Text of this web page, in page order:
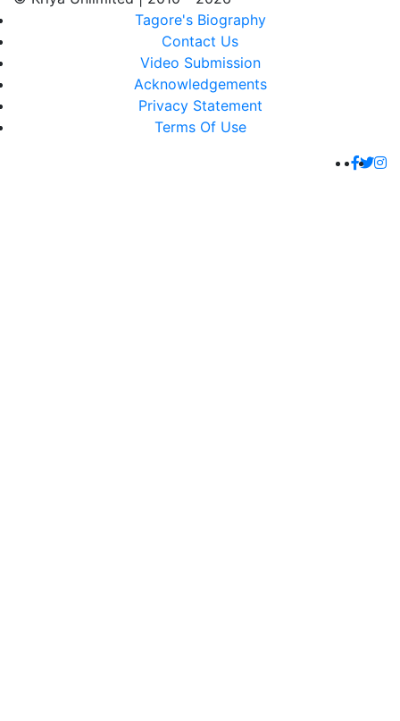
Tagore's Biography
Contact Us
Video Submission
Acknowledgements
Privacy Statement
Terms Of Use